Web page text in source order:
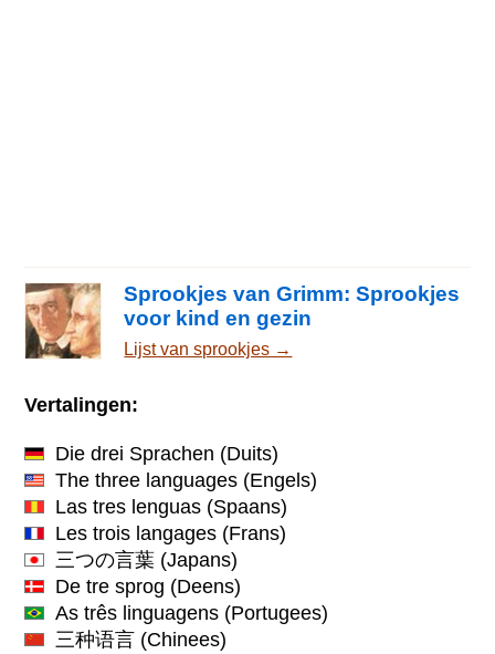
Sprookjes van Grimm: Sprookjes
voor kind en gezin
Lijst van sprookjes →
Vertalingen:
Die drei Sprachen (Duits)
The three languages (Engels)
Las tres lenguas (Spaans)
Les trois langages (Frans)
三つの言葉 (Japans)
De tre sprog (Deens)
As três linguagens (Portugees)
三种语言 (Chinees)